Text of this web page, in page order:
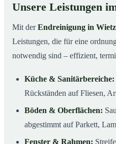
Unsere Leistungen
Mit derEndreinigung in
Leistungen, die für eine
notwendig sind – effizient,
Küche & Sanitärbereiche:
Rückständen auf Fliesen,
Böden & Oberflächen:
abgestimmt auf Parkett,
Fenster & Rahmen: